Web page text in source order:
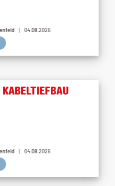
| 04.08.2026
| 04.08.2026